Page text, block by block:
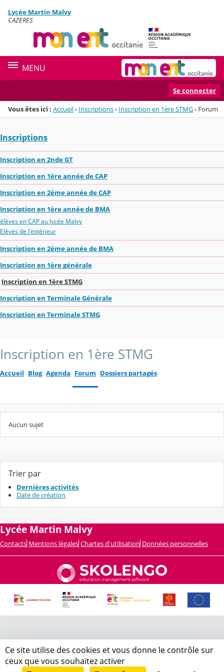
Menu de la rubrique
Contenu
Lycée Martin Malvy
CAZERES
MENU
Se connecter
Vous êtes ici : Accueil› Inscriptions› Inscription en 1ère STMG› Forum
Inscriptions
Inscription en 2nde GT
Inscription en 1ère année de CAP
Inscription en 2ème année de CAP
Inscription en 1ère année de BMA
élèves en CAP au lycée Malvy
Elèves de l'extérieur
Inscription en 2ème année de BMA
Inscription en 1ère générale
Inscription en 1ère STMG
Inscription en Terminale Générale
Inscription en Terminale STMG
Inscription en 1ère STMG
Accueil Blog Agenda Forum Dossiers partagés
Aucun sujet
Trier par
Dernières activités
Date de création
Lycée Martin Malvy
Contacts Mentions légales Chartes d'utilisation Données personnelles
Ce site utilise des cookies et vous donne le contrôle sur
ceux que vous souhaitez activer